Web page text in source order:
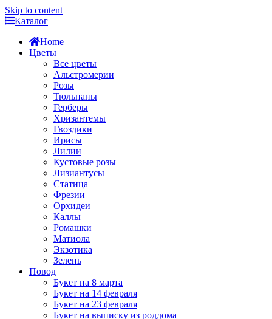
Skip to content
Каталог
Home
Цветы
Все цветы
Альстромерии
Розы
Тюльпаны
Герберы
Хризантемы
Гвоздики
Ирисы
Лилии
Кустовые розы
Лизиантусы
Статица
Фрезии
Орхидеи
Каллы
Ромашки
Матиола
Экзотика
Зелень
Повод
Букет на 8 марта
Букет на 14 февраля
Букет на 23 февраля
Букет на выписку из роддома